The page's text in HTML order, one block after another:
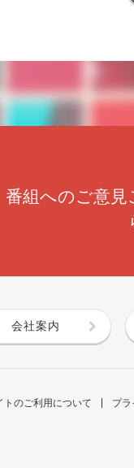
番組へのご意
会社案内
トのご利用について プ